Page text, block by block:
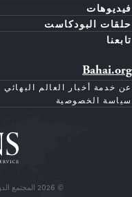
فيديوهات
حلقات البودكاست
تابعنا
Bahai.org
عن خدمة أخبار العالم البهائي
سياسة الخصوصية
© 2026 المجتمع الدولي البهائي. جميع الحقوق محفوظة.